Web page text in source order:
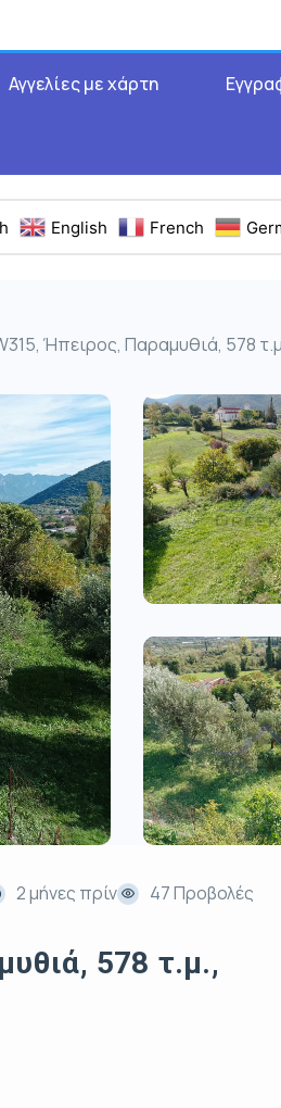
Αγγελίες με χάρτη
English French
Ήπειρος, Παραμυθιά, 578
2 μήνες πρίν 47 Προβολές
578 τ.μ.,